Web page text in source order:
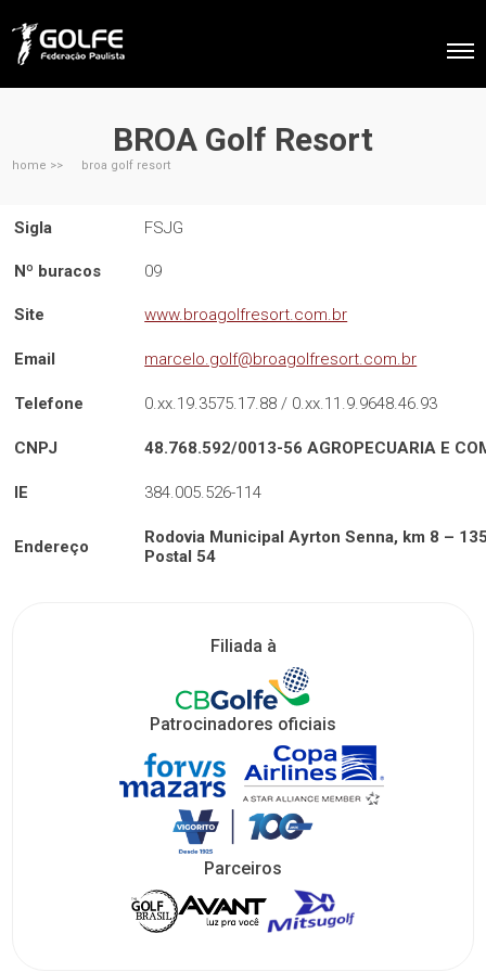
BROA Golf Resort
home >> broa golf resort
Sigla FSJG
Nº buracos 09
Site www.broagolfresort.com.br
Email marcelo.golf@broagolfresort.com.br
Telefone 0.xx.19.3575.17.88 / 0.xx.11.9.9648.46.93
CNPJ 48.768.592/0013-56AGROPECUARIA E
IE 384.005.526-114
Endereço
Rodovia Municipal Ayrton Senna, km 8 –
Postal 54
Filiada à
Patrocinadores oficiais
Parceiros